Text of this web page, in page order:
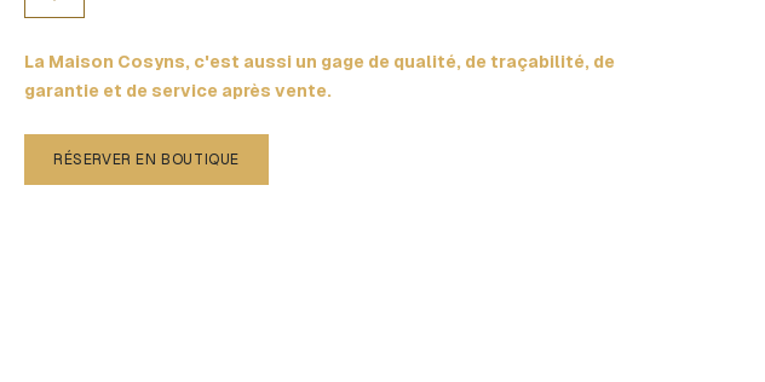
La Maison Cosyns, c'est aussi un gage de qualité, de traçabilité, de
garantie et de service après vente.
RÉSERVER EN BOUTIQUE